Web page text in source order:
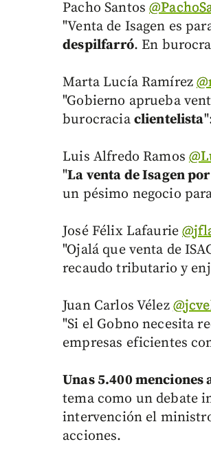
Pacho Santos
"Venta de Isagen es
despilfarró. En
Marta Lucía Ramírez
"Gobierno aprueba
burocracia clientelista
Luis Alfredo Ramos
"La venta de Isagen
un pésimo negocio
José Félix Lafaurie
"Ojalá que venta de
recaudo tributario y
Juan Carlos Vélez
"Si el Gobno necesita
empresas eficientes
Unas 5.400 menciones
tema como un debate
intervención el
acciones.